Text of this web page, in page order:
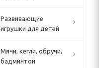
Развивающие
игрушки для детей
Мячи, кегли, обручи,
бадминтон